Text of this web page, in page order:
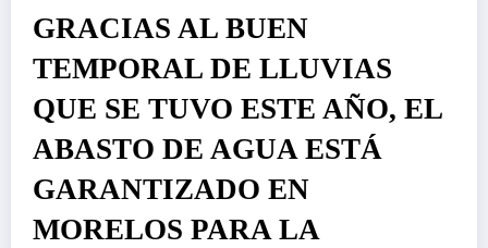
GRACIAS AL BUEN
TEMPORAL DE LLUVIAS
QUE SE TUVO ESTE AÑO, EL
ABASTO DE AGUA ESTÁ
GARANTIZADO EN
MORELOS PARA LA